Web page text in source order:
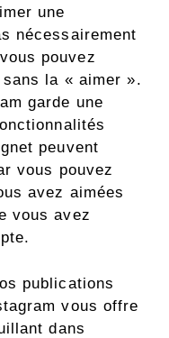
une
nécessairement
pouvez
la « aimer ».
garde une
peuvent
vous pouvez
avez aimées
vous avez
publications
vous offre
dans